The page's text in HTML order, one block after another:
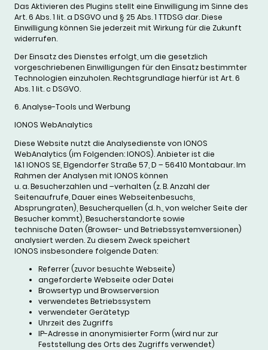
Das Aktivieren des Plugins stellt eine Einwilligung im Sinne des
Art. 6 Abs. 1 lit. a DSGVO und § 25 Abs. 1 TTDSG dar. Diese
Einwilligung können Sie jederzeit mit Wirkung für die Zukunft
widerrufen.
Der Einsatz des Dienstes erfolgt, um die gesetzlich
vorgeschriebenen Einwilligungen für den Einsatz bestimmter
Technologien einzuholen. Rechtsgrundlage hierfür ist Art. 6
Abs. 1 lit. c DSGVO.
6. Analyse-Tools und Werbung
IONOS WebAnalytics
Diese Website nutzt die Analysedienste von IONOS
WebAnalytics (im Folgenden: IONOS). Anbieter ist die
1&1 IONOS SE, Elgendorfer Straße 57, D – 56410 Montabaur. Im
Rahmen der Analysen mit IONOS können
u. a. Besucherzahlen und –verhalten (z. B. Anzahl der
Seitenaufrufe, Dauer eines Webseitenbesuchs,
Absprungraten), Besucherquellen (d. h., von welcher Seite der
Besucher kommt), Besucherstandorte sowie
technische Daten (Browser- und Betriebssystemversionen)
analysiert werden. Zu diesem Zweck speichert
IONOS insbesondere folgende Daten:
Referrer (zuvor besuchte Webseite)
angeforderte Webseite oder Datei
Browsertyp und Browserversion
verwendetes Betriebssystem
verwendeter Gerätetyp
Uhrzeit des Zugriffs
IP-Adresse in anonymisierter Form (wird nur zur
Feststellung des Orts des Zugriffs verwendet)